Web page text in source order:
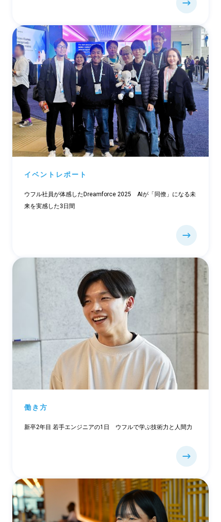
イベントレポート
ウフル社員が体感したDreamforce 2025 AIが「同僚」になる未
来を実感した3日間
働き方
新卒2年目 若手エンジニアの1日 ウフルで学ぶ技術力と人間力